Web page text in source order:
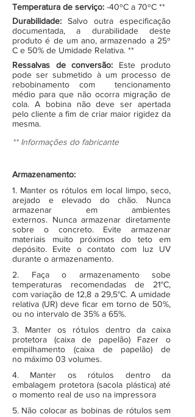
Temperatura de serviço: -40ºC a 70ºC **
Durabilidade: Salvo outra especificação
documentada, a durabilidade deste
produto é de um ano, armazenado a 25º
C e 50% de Umidade Relativa. **
Ressalvas de conversão: Este produto
pode ser submetido à um processo de
rebobinamento com tencionamento
médio para que não ocorra migração de
cola. A bobina não deve ser apertada
pelo cliente a fim de criar maior rigidez da
mesma.
** Informações do fabricante
Armazenamento:
1. Manter os rótulos em local limpo, seco,
arejado e elevado do chão. Nunca
armazenar em ambientes
externos. Nunca armazenar diretamente
sobre o concreto. Evite armazenar
materiais muito próximos do teto em
depósito. Evite o contato com luz UV
durante o armazenamento.
2. Faça o armazenamento sobe
temperaturas recomendadas de 21°C,
com variação de 12,8 a 29,5°C. A umidade
relativa (UR) deve ficar em torno de 50%,
ou no intervalo de 35% a 65%.
3. Manter os rótulos dentro da caixa
protetora (caixa de papelão) Fazer o
empilhamento (caixa de papelão) de
no máximo 03 volumes.
4. Manter os rótulos dentro da
embalagem protetora (sacola plástica) até
o momento real de uso na impressora
5. Não colocar as bobinas de rótulos sem